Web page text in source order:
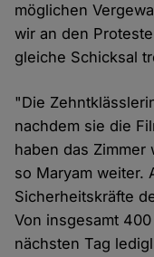
möglichen
wir an den
gleiche Schicksal
"Die
nachdem sie die
haben das
so Maryam weiter.
Sicherheitskräfte
Von insgesamt
nächsten Tag